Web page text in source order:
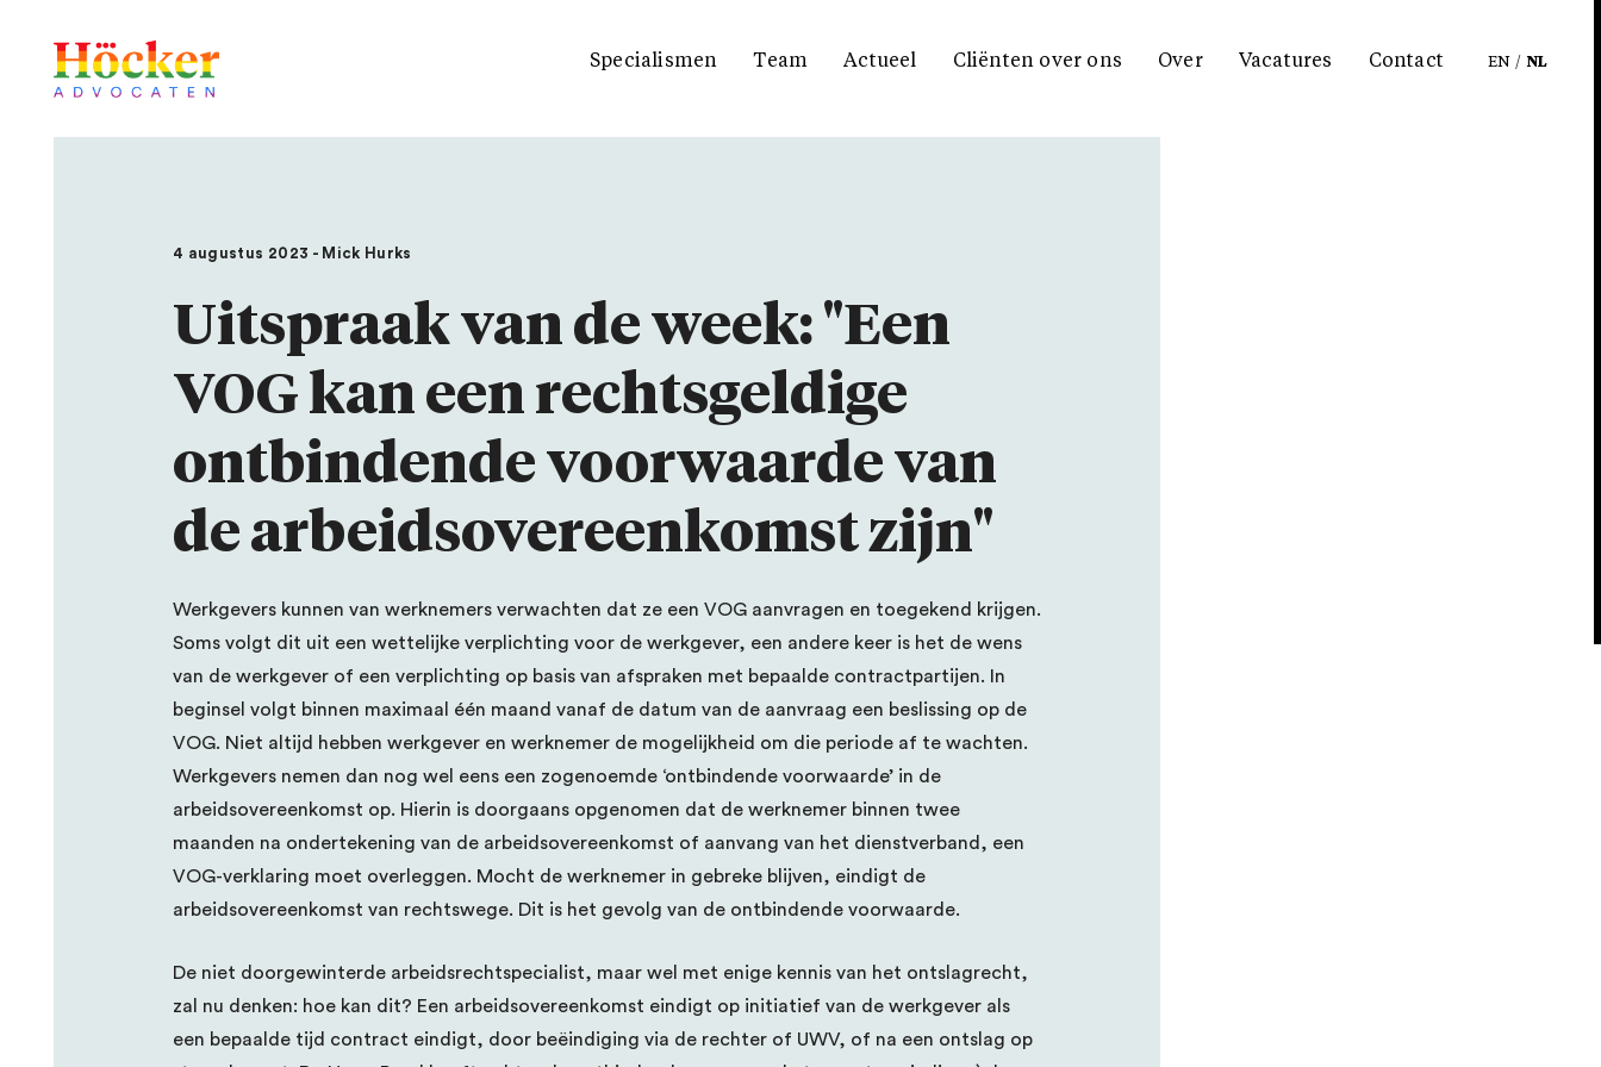
Specialismen Team Actueel Cliënten over ons Over Vacatures Contact EN / NL
4 augustus 2023 - Mick Hurks
Uitspraak van de week: "Een
VOG kan een rechtsgeldige
ontbindende voorwaarde van
de arbeidsovereenkomst zijn"
Werkgevers kunnen van werknemers verwachten dat ze een VOG aanvragen en toegekend krijgen.
Soms volgt dit uit een wettelijke verplichting voor de werkgever, een andere keer is het de wens
van de werkgever of een verplichting op basis van afspraken met bepaalde contractpartijen. In
beginsel volgt binnen maximaal één maand vanaf de datum van de aanvraag een beslissing op de
VOG. Niet altijd hebben werkgever en werknemer de mogelijkheid om die periode af te wachten.
Werkgevers nemen dan nog wel eens een zogenoemde ‘ontbindende voorwaarde’ in de
arbeidsovereenkomst op. Hierin is doorgaans opgenomen dat de werknemer binnen twee
maanden na ondertekening van de arbeidsovereenkomst of aanvang van het dienstverband, een
VOG-verklaring moet overleggen. Mocht de werknemer in gebreke blijven, eindigt de
arbeidsovereenkomst van rechtswege. Dit is het gevolg van de ontbindende voorwaarde.
De niet doorgewinterde arbeidsrechtspecialist, maar wel met enige kennis van het ontslagrecht,
zal nu denken: hoe kan dit? Een arbeidsovereenkomst eindigt op initiatief van de werkgever als
een bepaalde tijd contract eindigt, door beëindiging via de rechter of UWV, of na een ontslag op